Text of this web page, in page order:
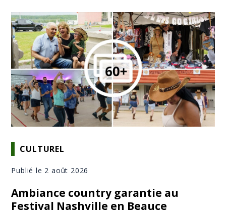
CULTUREL
Publié le 2 août 2026
Ambiance country garantie au
Festival Nashville en Beauce